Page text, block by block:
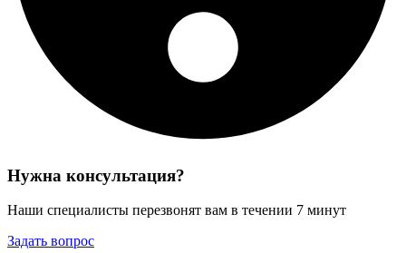
Нужна консультация?
Наши специалисты перезвонят вам в течении 7 минут
Задать вопрос